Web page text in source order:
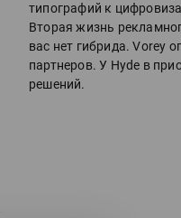
типографий к
Вторая жизнь
вас нет гибрида. Vorey
партнеров. У Hyde в
решений.